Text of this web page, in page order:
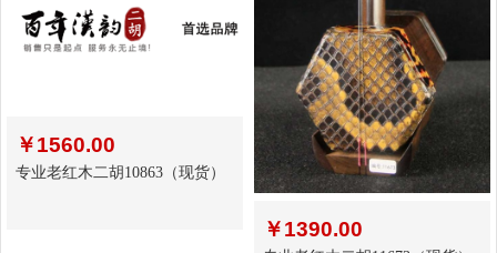
￥1560.00
专业老红木二胡10863（现货）
￥1390.00